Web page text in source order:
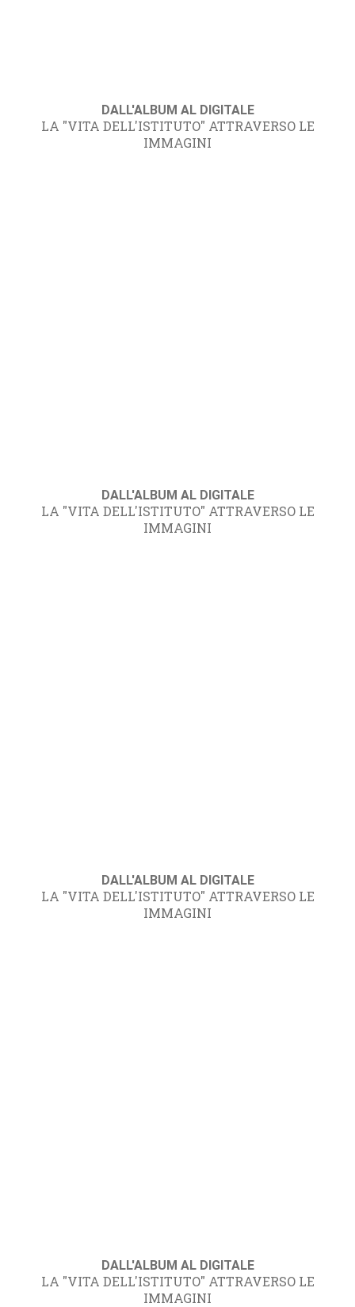
DALL'ALBUM AL DIGITALE
LA "VITA DELL'ISTITUTO" ATTRAVERSO LE
IMMAGINI
DALL'ALBUM AL DIGITALE
LA "VITA DELL'ISTITUTO" ATTRAVERSO LE
IMMAGINI
DALL'ALBUM AL DIGITALE
LA "VITA DELL'ISTITUTO" ATTRAVERSO LE
IMMAGINI
DALL'ALBUM AL DIGITALE
LA "VITA DELL'ISTITUTO" ATTRAVERSO LE
IMMAGINI